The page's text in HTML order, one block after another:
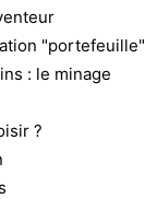
"portefeuille"
: le minage
?